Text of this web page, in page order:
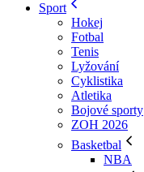
Sport
Hokej
Fotbal
Tenis
Lyžování
Cyklistika
Atletika
Bojové sporty
ZOH 2026
Basketbal
NBA